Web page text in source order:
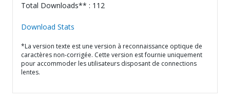
Total Downloads** : 112
Download Stats
*La version texte est une version à reconnaissance optique de
caractères non-corrigée. Cette version est fournie uniquement
pour accommoder les utilisateurs disposant de connections
lentes.